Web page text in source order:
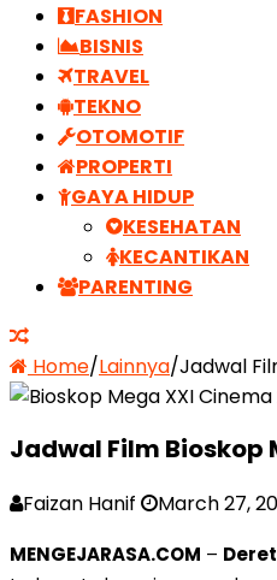
FASHION
BISNIS
TRAVEL
TEKNO
OTOMOTIF
PROPERTI
GAYA HIDUP
KESEHATAN
KECANTIKAN
PARENTING
Home/Lainnya/Jadwal
Jadwal Film Bioskop
Faizan Hanif March 27,
MENGEJARASA.COM –